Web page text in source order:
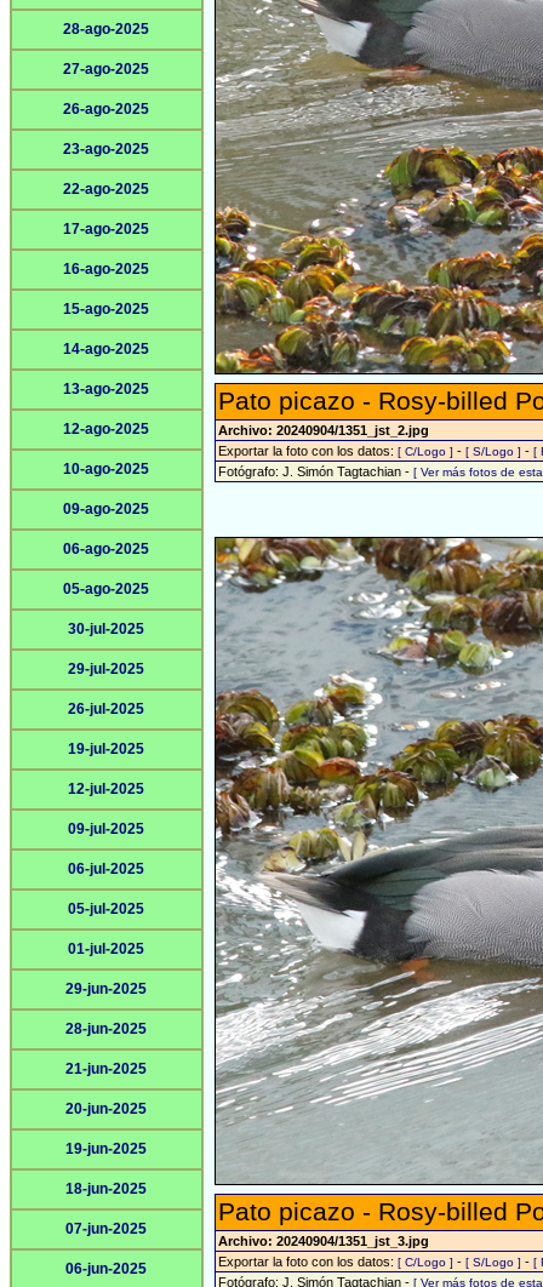
28-ago-2025
27-ago-2025
26-ago-2025
23-ago-2025
22-ago-2025
17-ago-2025
16-ago-2025
15-ago-2025
14-ago-2025
13-ago-2025
12-ago-2025
10-ago-2025
09-ago-2025
06-ago-2025
05-ago-2025
30-jul-2025
29-jul-2025
26-jul-2025
19-jul-2025
12-jul-2025
09-jul-2025
06-jul-2025
05-jul-2025
01-jul-2025
29-jun-2025
28-jun-2025
21-jun-2025
20-jun-2025
19-jun-2025
18-jun-2025
07-jun-2025
06-jun-2025
Pato picazo - Rosy-billed
Archivo: 20240904/1351_jst_2.jpg
Exportar la foto con los datos: [ C/Logo ] - [ S/Logo ] - [
Fotógrafo: J. Simón Tagtachian - [ Ver más fotos de
Pato picazo - Rosy-billed
Archivo: 20240904/1351_jst_3.jpg
Exportar la foto con los datos: [ C/Logo ] - [ S/Logo ] - [
Fotógrafo: J. Simón Tagtachian - [ Ver más fotos de